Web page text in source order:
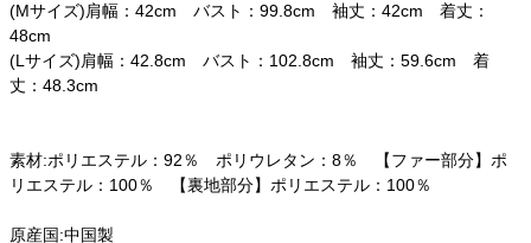
(Mサイズ)肩幅：42cm バスト：99.8cm 袖丈：42cm 着丈：
48cm
(Lサイズ)肩幅：42.8cm バスト：102.8cm 袖丈：59.6cm 着
丈：48.3cm
素材:ポリエステル：92％ ポリウレタン：8％ 【ファー部分】ポ
リエステル：100％ 【裏地部分】ポリエステル：100％
原産国:中国製